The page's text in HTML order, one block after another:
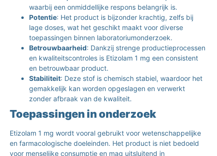
waarbij een onmiddellijke respons belangrijk is.
Potentie: Het product is bijzonder krachtig, zelfs bij
lage doses, wat het geschikt maakt voor diverse
toepassingen binnen laboratoriumonderzoek.
Betrouwbaarheid: Dankzij strenge productieprocessen
en kwaliteitscontroles is Etizolam 1 mg een consistent
en betrouwbaar product.
Stabiliteit: Deze stof is chemisch stabiel, waardoor het
gemakkelijk kan worden opgeslagen en verwerkt
zonder afbraak van de kwaliteit.
Toepassingen in onderzoek
Etizolam 1 mg wordt vooral gebruikt voor wetenschappelijke
en farmacologische doeleinden. Het product is niet bedoeld
voor menselijke consumptie en mag uitsluitend in